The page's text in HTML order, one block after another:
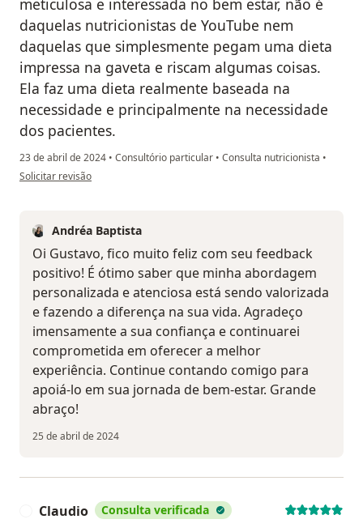
meticulosa e interessada no bem estar, não é
daquelas nutricionistas de YouTube nem
daquelas que simplesmente pegam uma dieta
impressa na gaveta e riscam algumas coisas.
Ela faz uma dieta realmente baseada na
necessidade e principalmente na necessidade
dos pacientes.
23 de abril de 2024 • Consultório particular • Consulta nutricionista •
na opinião do utilizador Gustavo D.
Solicitar revisão
Andréa Baptista
Oi Gustavo, fico muito feliz com seu feedback
positivo! É ótimo saber que minha abordagem
personalizada e atenciosa está sendo valorizada
e fazendo a diferença na sua vida. Agradeço
imensamente a sua confiança e continuarei
comprometida em oferecer a melhor
experiência. Continue contando comigo para
apoiá-lo em sua jornada de bem-estar. Grande
abraço!
25 de abril de 2024
Claudio Consulta verificada